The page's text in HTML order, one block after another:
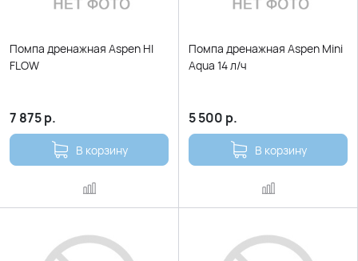
Помпа дренажная Aspen HI
FLOW
7 875р.
В корзину
Помпа дренажная Aspen Mini
Aqua 14 л/ч
5 500 р.
В корзину